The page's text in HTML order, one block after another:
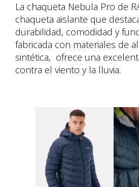
La chaqueta Nebula Pro de
chaqueta aislante que
durabilidad, comodidad y
fabricada con materiales de
sintética, ofrece una
contra el viento y la lluvia.